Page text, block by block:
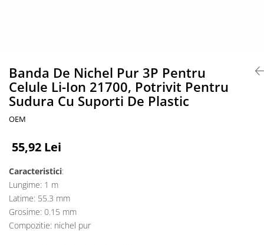
Carcase Baterii
Cabluri
Conectori
Accesorii sisteme fotovoltaice
Incarcatoare
Motor BAFANG
Biciclete/ trotinete
Banda De Nichel Pur 3P Pentru
Celule Li-Ion 21700, Potrivit Pentru
Sudura Cu Suporti De Plastic
OEM
55,92 Lei
Caracteristici:
Lungime: 1 m
Latime: 55.3 mm
Grosime: 0.15 mm
Compozitie: nichel pur